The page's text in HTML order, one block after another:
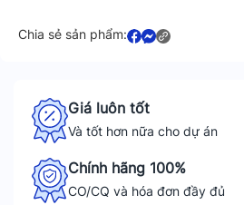
Chia sẻ sản phẩm:
Giá luôn tốt
Và tốt hơn nữa cho dự án
Chính hãng 100%
CO/CQ và hóa đơn đầy đủ